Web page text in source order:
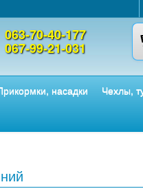
063-70-40-177
067-99-21-031
насадки
Чехлы,